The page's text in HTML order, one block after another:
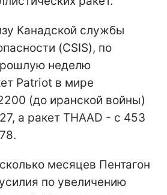
Канадской службы
(CSIS), по
неделю
Patriot в мире
(до иранской войны)
а ракет THAAD - с 453
месяцев Пентагон
по увеличению